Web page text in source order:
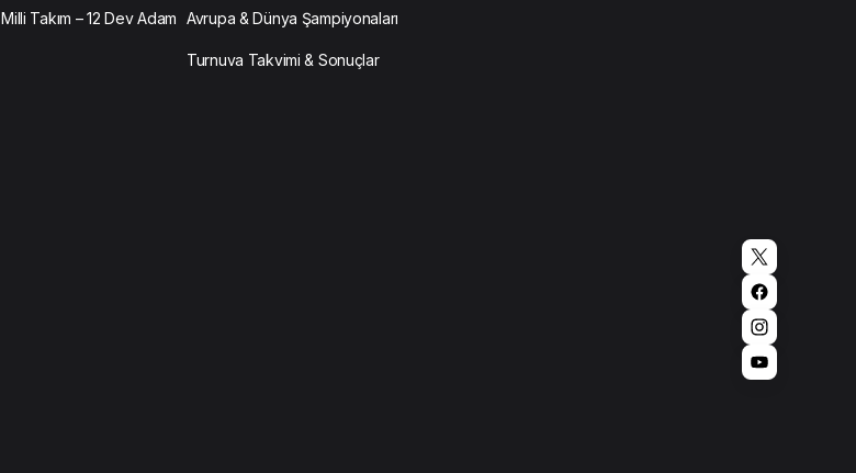
Milli Takım – 12 Dev Adam Avrupa & Dünya Şampiyonaları
Turnuva Takvimi & Sonuçlar